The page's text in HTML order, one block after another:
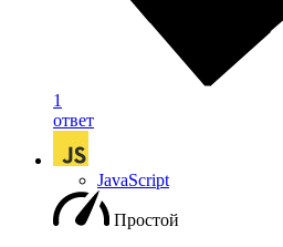
1
ответ
JavaScript
Простой